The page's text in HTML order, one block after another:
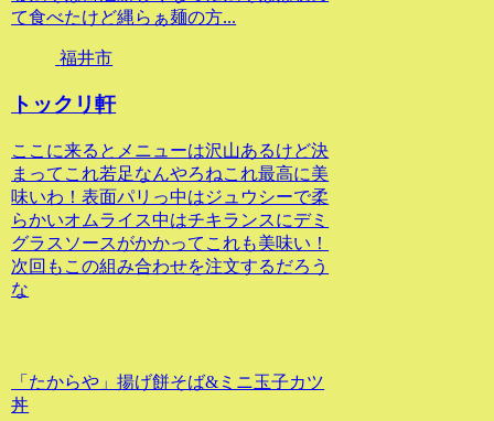
て食べたけど縄らぁ麺の方...
福井市
トックリ軒
ここに来るとメニューは沢山あるけど決
まってこれ若足なんやろねこれ最高に美
味いわ！表面パリっ中はジュウシーで柔
らかいオムライス中はチキランスにデミ
グラスソースがかかってこれも美味い！
次回もこの組み合わせを注文するだろう
な
「たからや」揚げ餅そば&ミニ玉子カツ
丼